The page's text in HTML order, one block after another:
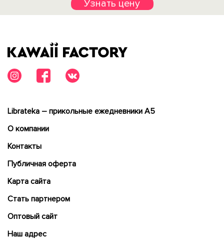
Узнать цену
Librateka – прикольные ежедневники А5
О компании
Контакты
Публичная оферта
Карта сайта
Cтать партнером
Оптовый сайт
Наш адрес